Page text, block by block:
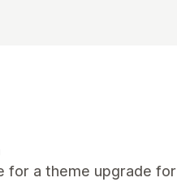
for a theme upgrade